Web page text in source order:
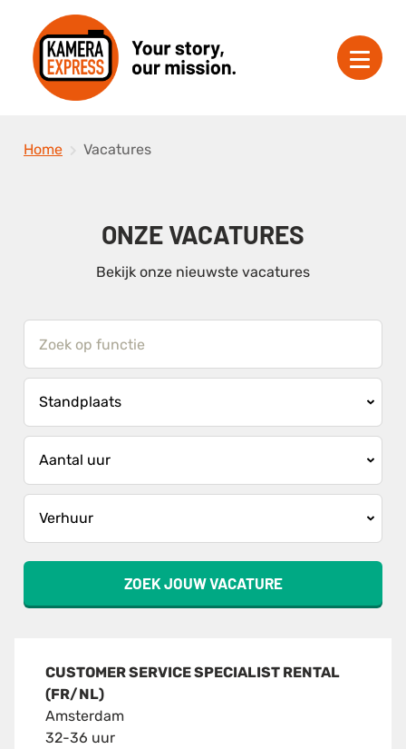
Home Vacatures
ONZE VACATURES
Bekijk onze nieuwste vacatures
ZOEK JOUW VACATURE
CUSTOMER SERVICE SPECIALIST RENTAL
(FR/NL)
Amsterdam
32-36 uur